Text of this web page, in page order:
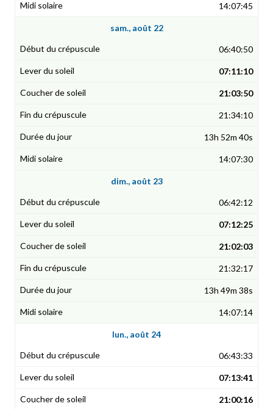
14:07:45
sam., août 22
06:40:50
07:11:10
21:03:50
21:34:10
13h 52m 40s
14:07:30
dim., août 23
06:42:12
07:12:25
21:02:03
21:32:17
13h 49m 38s
14:07:14
lun., août 24
06:43:33
07:13:41
21:00:16